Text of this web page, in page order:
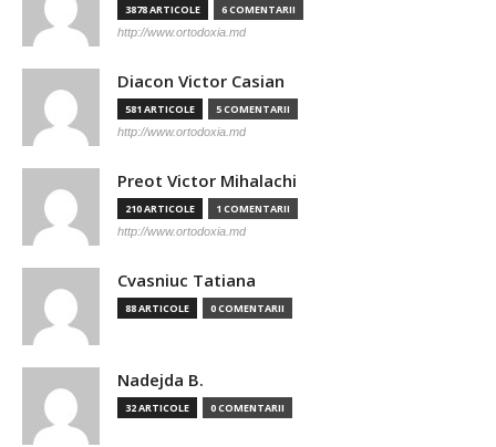
3878 ARTICOLE 6 COMENTARII
http://www.ortodoxia.md
Diacon Victor Casian
581 ARTICOLE 5 COMENTARII
http://www.ortodoxia.md
Preot Victor Mihalachi
210 ARTICOLE 1 COMENTARII
http://www.ortodoxia.md
Cvasniuc Tatiana
88 ARTICOLE 0 COMENTARII
Nadejda B.
32 ARTICOLE 0 COMENTARII